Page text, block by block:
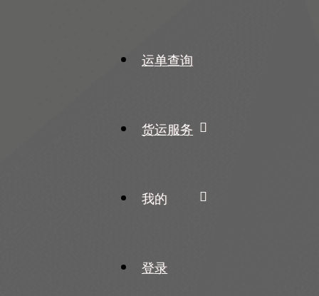
运单查询
货运服务
我的
登录